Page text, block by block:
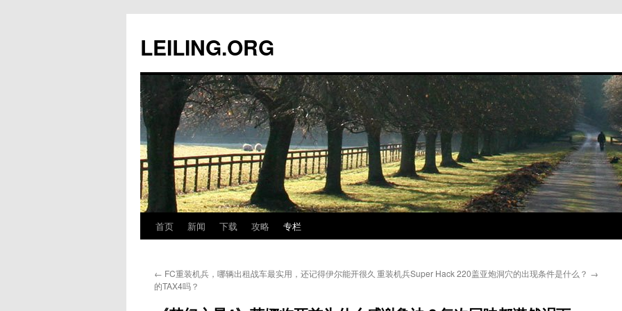
文
LEILING.ORG
首页 新闻 下载 攻略 专栏
← FC重装机兵，哪辆出租战车最实用，还记得伊尔能开很久
的TAX4吗？
重装机兵Super Hack 220盖亚炮洞穴的出现条件是什么？ →